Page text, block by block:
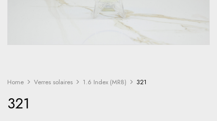
Home Verres solaires 1.6 Index (MR8) 321
321